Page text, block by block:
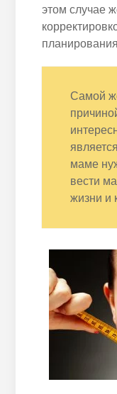
этом случае
Самой
маме
вести
жизни и